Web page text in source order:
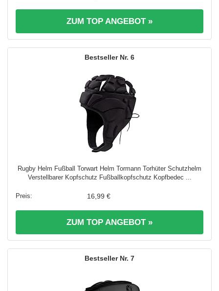
ZUM TOP ANGEBOT »
6
Rugby Helm Fußball Torwart Helm Tormann Torhüter Schutzhelm
Verstellbarer Kopfschutz Fußballkopfschutz Kopfbedec ...
16,99 €
ZUM TOP ANGEBOT »
7